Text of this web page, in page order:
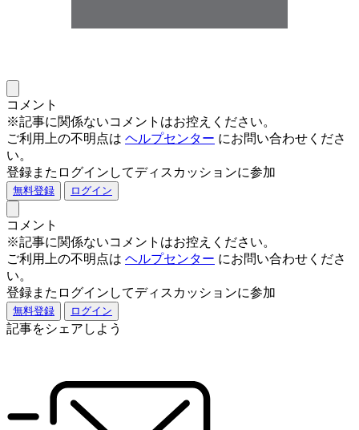
コメント
※記事に関係ないコメントはお控えください。
ご利用上の不明点は ヘルプセンター にお問い合わせくださ
い。
登録またログインしてディスカッションに参加
無料登録 ログイン
コメント
※記事に関係ないコメントはお控えください。
ご利用上の不明点は ヘルプセンター にお問い合わせくださ
い。
登録またログインしてディスカッションに参加
無料登録 ログイン
記事をシェアしよう